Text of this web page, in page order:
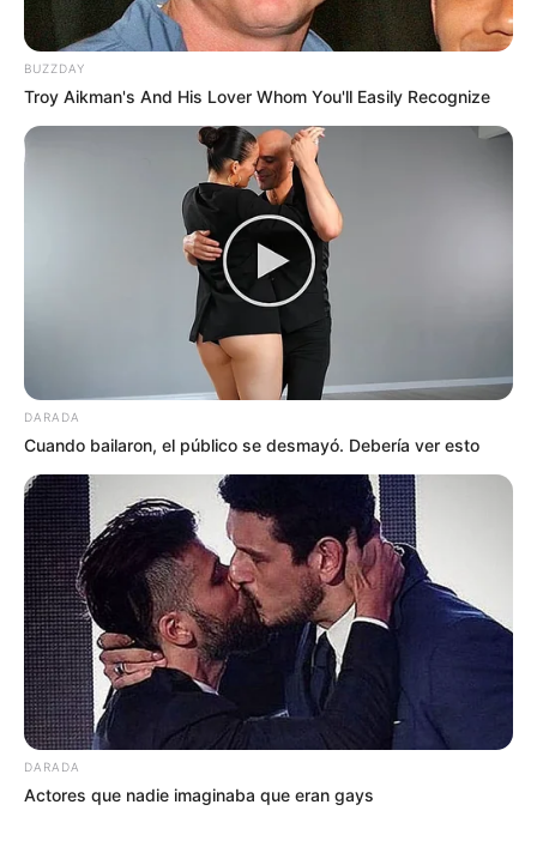
BUZZDAY
Troy Aikman's And His Lover Whom You'll Easily Recognize
DARADA
Cuando bailaron, el público se desmayó. Debería ver esto
DARADA
Actores que nadie imaginaba que eran gays